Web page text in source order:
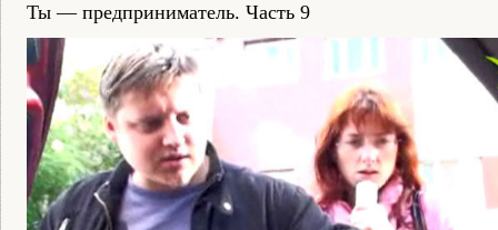
Ты — предприниматель. Часть 9